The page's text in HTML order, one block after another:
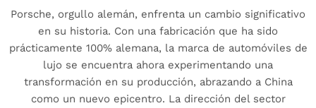
Porsche, orgullo alemán, enfrenta un cambio significativo
en su historia. Con una fabricación que ha sido
prácticamente 100% alemana, la marca de automóviles de
lujo se encuentra ahora experimentando una
transformación en su producción, abrazando a China
como un nuevo epicentro. La dirección del sector